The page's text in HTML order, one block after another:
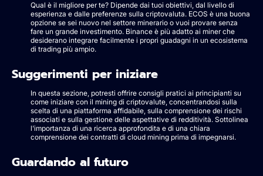
Qual è il migliore per te? Dipende dai tuoi obiettivi, dal livello di
esperienza e dalle preferenze sulla criptovaluta. ECOS è una buona
opzione se sei nuovo nel settore minerario o vuoi provare senza
fare un grande investimento. Binance è più adatto ai miner che
desiderano integrare facilmente i propri guadagni in un ecosistema
di trading più ampio.
Suggerimenti per iniziare
In questa sezione, potresti offrire consigli pratici ai principianti su
come iniziare con il mining di criptovalute, concentrandosi sulla
scelta di una piattaforma affidabile, sulla comprensione dei rischi
associati e sulla gestione delle aspettative di redditività. Sottolinea
l'importanza di una ricerca approfondita e di una chiara
comprensione dei contratti di cloud mining prima di impegnarsi.
Guardando al futuro